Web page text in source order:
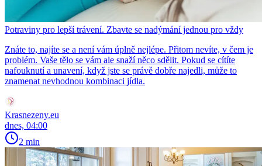
Potraviny pro lepší trávení. Zbavte se nadýmání jednou pro vždy
Znáte to, najíte se a není vám úplně nejlépe. Přitom nevíte, v čem je
problém. Vaše tělo se vám ale snaží něco sdělit. Pokud se cítíte
nafouknutí a unavení, když jste se právě dobře najedli, může to
znamenat nevhodnou kombinaci jídla.
Krasnezeny.eu
dnes, 04:00
2 min